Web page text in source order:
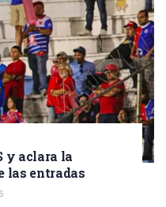
y aclara la
las entradas